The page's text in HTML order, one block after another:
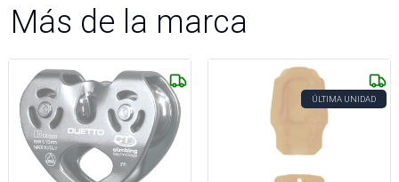
Más de la marca
ÚLTIMA UNIDAD